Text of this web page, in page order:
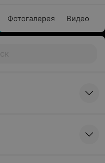
Фотогалерея Видео